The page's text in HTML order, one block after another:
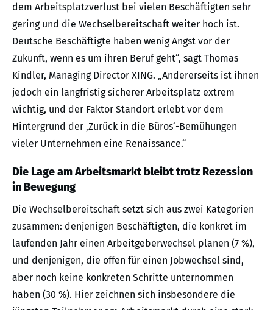
dem Arbeitsplatzverlust bei vielen Beschäftigten sehr
gering und die Wechselbereitschaft weiter hoch ist.
Deutsche Beschäftigte haben wenig Angst vor der
Zukunft, wenn es um ihren Beruf geht“, sagt Thomas
Kindler, Managing Director XING. „Andererseits ist ihnen
jedoch ein langfristig sicherer Arbeitsplatz extrem
wichtig, und der Faktor Standort erlebt vor dem
Hintergrund der ‚Zurück in die Büros‘-Bemühungen
vieler Unternehmen eine Renaissance.“
Die Lage am Arbeitsmarkt bleibt trotz Rezession
in Bewegung
Die Wechselbereitschaft setzt sich aus zwei Kategorien
zusammen: denjenigen Beschäftigten, die konkret im
laufenden Jahr einen Arbeitgeberwechsel planen (7 %),
und denjenigen, die offen für einen Jobwechsel sind,
aber noch keine konkreten Schritte unternommen
haben (30 %). Hier zeichnen sich insbesondere die